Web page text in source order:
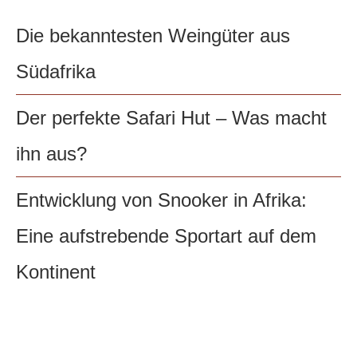
Die bekanntesten Weingüter aus
Südafrika
Der perfekte Safari Hut – Was macht
ihn aus?
Entwicklung von Snooker in Afrika:
Eine aufstrebende Sportart auf dem
Kontinent